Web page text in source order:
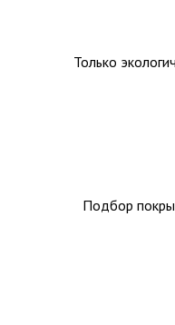
Только
Подбор